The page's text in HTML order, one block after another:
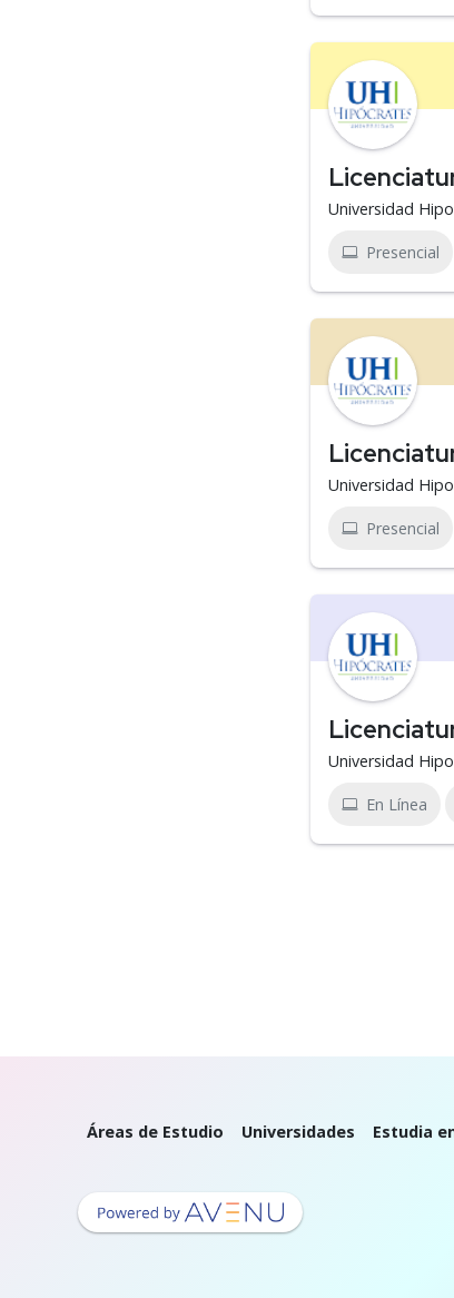
Universidad
Presencial
Universidad
Presencial
Universidad
En Línea
Áreas de Estudio Universidades Estudia